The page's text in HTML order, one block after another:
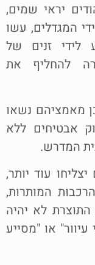
יראי שמים,
המגדלים, עשו
לידי זנים של
להחליף את
מאמציהם נשאו
אבטיחים ללא
המדרש.
עוד יותר,
המותרות,
התוצרת לא יהיה
או "מסייע